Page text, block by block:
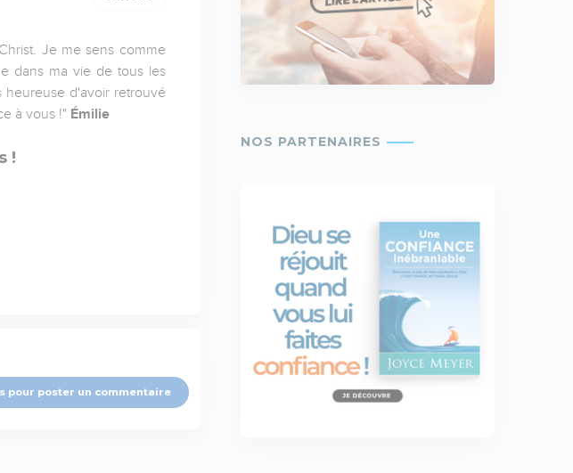
Je me sens comme
dans ma vie de tous les
heureuse d'avoir retrouvé
à vous !" Émilie
!
pour poster un commentaire